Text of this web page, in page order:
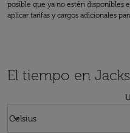
posible que ya no estén disponibles
aplicar tarifas y cargos adicionales
El tiempo en
Celsius
keyboard_arrow_down